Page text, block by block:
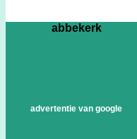
abbekerk
advertentie van google